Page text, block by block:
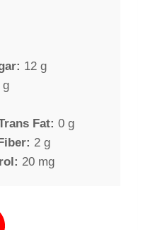
12 g
g
Fat: 0 g
2 g
20 mg